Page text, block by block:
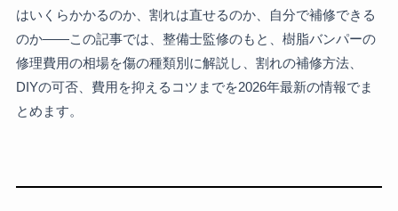
はいくらかかるのか、割れは直せるのか、自分で補修できる
のか——この記事では、整備士監修のもと、樹脂バンパーの
修理費用の相場を傷の種類別に解説し、割れの補修方法、
DIYの可否、費用を抑えるコツまでを2026年最新の情報でま
とめます。